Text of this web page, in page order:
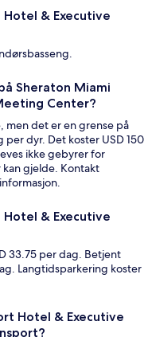
& Executive
Sheraton Miami
Center?
men det er en grense på
dyr. Det koster USD 150
ikke gebyrer for
gjelde. Kontakt
& Executive
33.75 per dag. Betjent
Langtidsparkering koster
Hotel & Executive